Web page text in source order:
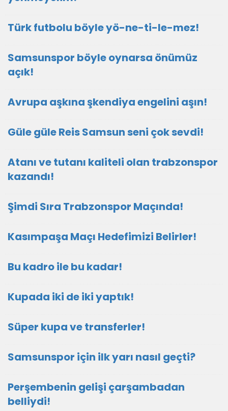
Türk futbolu böyle yö-ne-ti-le-mez!
Samsunspor böyle oynarsa önümüz
açık!
Avrupa aşkına şkendiya engelini aşın!
Güle güle Reis Samsun seni çok sevdi!
Atanı ve tutanı kaliteli olan trabzonspor
kazandı!
Şimdi Sıra Trabzonspor Maçında!
Kasımpaşa Maçı Hedefimizi Belirler!
Bu kadro ile bu kadar!
Kupada iki de iki yaptık!
Süper kupa ve transferler!
Samsunspor için ilk yarı nasıl geçti?
Perşembenin gelişi çarşambadan
belliydi!